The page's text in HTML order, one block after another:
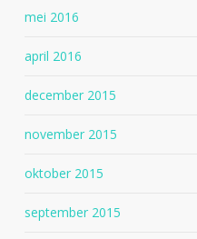
mei 2016
april 2016
december 2015
november 2015
oktober 2015
september 2015